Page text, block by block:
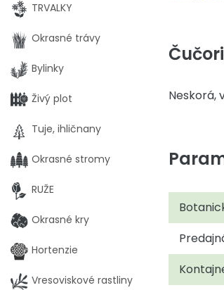
Neskorá,
TRVALKY
Okrasné trávy
Bylinky
Živý plot
Tuje, ihličnany
Okrasné stromy
RUŽE
Okrasné kry
Hortenzie
Vresoviskové rastliny